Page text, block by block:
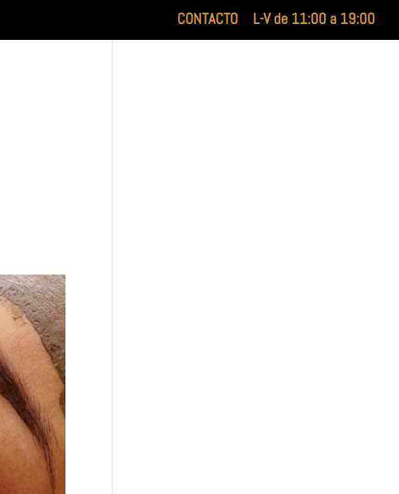
CONTACTO L-V de 11:00 a 19:00